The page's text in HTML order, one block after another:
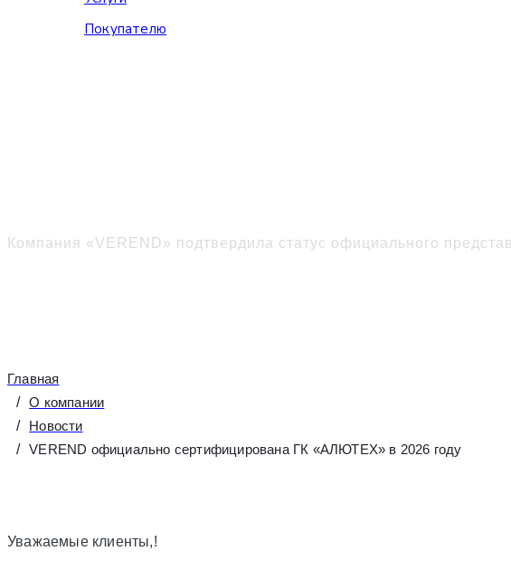
Покупателю
Компания «VEREND» подтвердила статус официального
Главная
О компании
Новости
VEREND официально сертифицирована ГК «АЛЮТЕХ» в 2026 году
Уважаемые клиенты,!